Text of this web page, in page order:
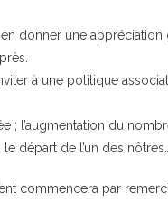
donner une
à une politique
; l’augmentation du
départ de l’un des
commencera par